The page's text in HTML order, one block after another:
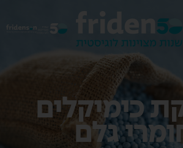
EN
כימיקלים
גלם